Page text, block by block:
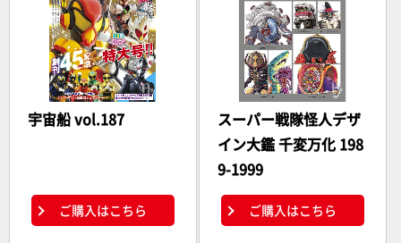
宇宙船 vol.187
ご購入はこちら
スーパー戦隊怪人デザ
イン大鑑 千変万化 198
9-1999
ご購入はこちら